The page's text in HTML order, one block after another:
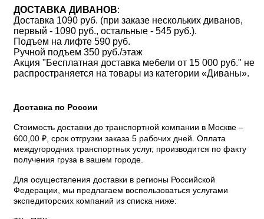
ДОСТАВКА ДИВАНОВ:
Доставка 1090 руб. (при заказе нескольких диванов,
первый - 1090 руб., остальные - 545 руб.).
Подъем на лифте 590 руб.
Ручной подъем 350 руб./этаж
Акция "Бесплатная доставка мебели от 15 000 руб." не
распространяется на товары из категории «Диваны».
Доставка по России
Стоимость доставки до транспортной компании в Москве –
600,00 ₽, срок отгрузки заказа 5 рабочих дней. Оплата
междугородних транспортных услуг, производится по факту
получения груза в вашем городе.
Для осуществления доставки в регионы Российской
Федерации, мы предлагаем воспользоваться услугами
экспедиторских компаний из списка ниже: